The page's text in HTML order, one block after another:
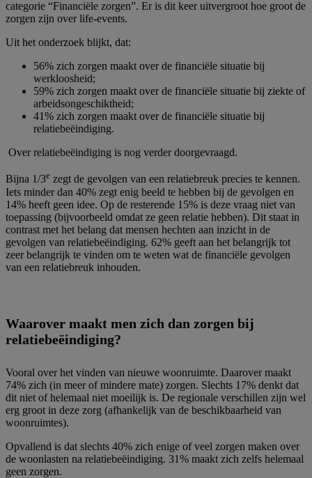
categorie “Financiële zorgen”. Er is dit keer uitvergroot hoe groot de
zorgen zijn over life-events.
Uit het onderzoek blijkt, dat:
56% zich zorgen maakt over de financiële situatie bij
werkloosheid;
59% zich zorgen maakt over de financiële situatie bij ziekte of
arbeidsongeschiktheid;
41% zich zorgen maakt over de financiële situatie bij
relatiebeëindiging.
Over relatiebeëindiging is nog verder doorgevraagd.
Bijna 1/3e zegt de gevolgen van een relatiebreuk precies te kennen.
Iets minder dan 40% zegt enig beeld te hebben bij de gevolgen en
14% heeft geen idee. Op de resterende 15% is deze vraag niet van
toepassing (bijvoorbeeld omdat ze geen relatie hebben). Dit staat in
contrast met het belang dat mensen hechten aan inzicht in de
gevolgen van relatiebeëindiging. 62% geeft aan het belangrijk tot
zeer belangrijk te vinden om te weten wat de financiële gevolgen
van een relatiebreuk inhouden.
Waarover maakt men zich dan zorgen bij
relatiebeëindiging?
Vooral over het vinden van nieuwe woonruimte. Daarover maakt
74% zich (in meer of mindere mate) zorgen. Slechts 17% denkt dat
dit niet of helemaal niet moeilijk is. De regionale verschillen zijn wel
erg groot in deze zorg (afhankelijk van de beschikbaarheid van
woonruimtes).
Opvallend is dat slechts 40% zich enige of veel zorgen maken over
de woonlasten na relatiebeëindiging. 31% maakt zich zelfs helemaal
geen zorgen.